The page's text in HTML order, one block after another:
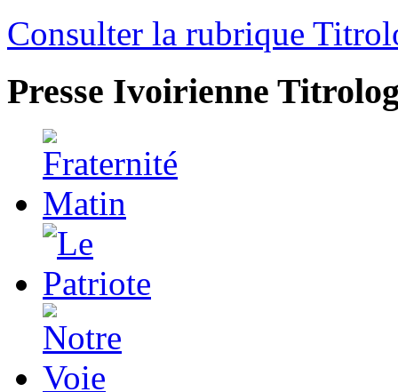
Consulter la rubrique
Presse Ivoirienne